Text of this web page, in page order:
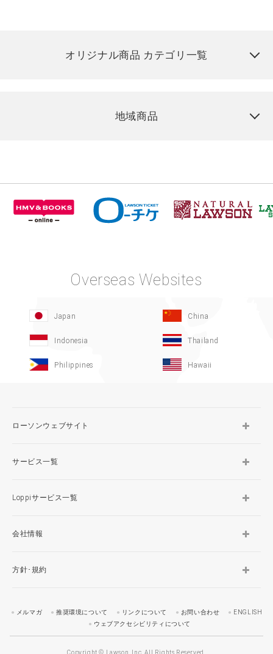
オリジナル商品 カテゴリ一覧
地域商品
Overseas Websites
Japan China
Indonesia Thailand
Philippines Hawaii
ローソンウェブサイト
サービス一覧
Loppiサービス一覧
会社情報
方針･規約
メルマガ 推奨環境について リンクについて お問い合わせ
ENGLISH
ウェブアクセシビリティについて
Copyright © Lawson, Inc. All Rights Reserved.